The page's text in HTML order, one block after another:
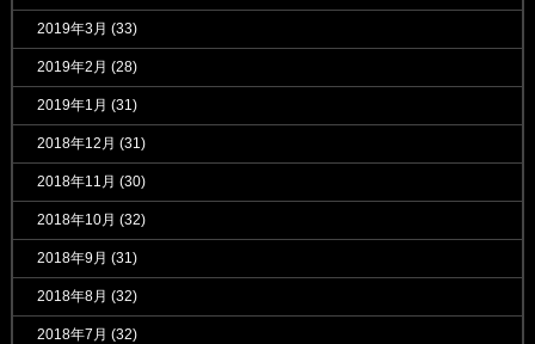
2019年3月 (33)
2019年2月 (28)
2019年1月 (31)
2018年12月 (31)
2018年11月 (30)
2018年10月 (32)
2018年9月 (31)
2018年8月 (32)
2018年7月 (32)